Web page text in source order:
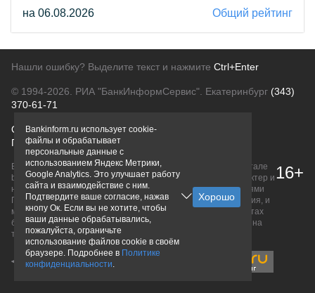
на 06.08.2026 Общий рейтинг
Нашли ошибку? Выделите текст и нажмите Ctrl+Enter
© 1994-2026. РИА "БанкИнформСервис". Екатеринбург (343)
370-61-71
О проектеПолитика конфиденциальности
Правовая информацияДля рекламодателей
Вся информация о продуктах банков, размещенная на портале
bankinform.ru, носит исключительно ознакомительный характер и
не является публичной офертой, определяемой положениями
ГК РФ. Информация не содержит точного и полного описания, и
может быть изменена. Конечные условия уточняйте на сайтах
банков или при личном обращении. Исключительное право на
товарные знаки принадлежит их правообладателям.
16+
Bankinform.ru использует cookie-
файлы и обрабатывает
персональные данные с
использованием Яндекс Метрики,
Google Analytics. Это улучшает работу
сайта и взаимодействие с ним.
Подтвердите ваше согласие, нажав
кнопу Ок. Если вы не хотите, чтобы
ваши данные обрабатывались,
пожалуйста, ограничьте
использование файлов cookie в своём
браузере. Подробнее в Политике
конфиденциальности.